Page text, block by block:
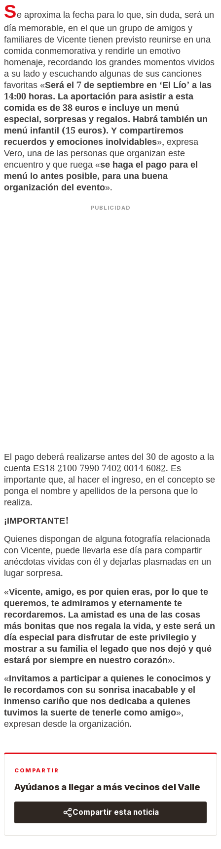
Se aproxima la fecha para lo que, sin duda, será un
día memorable, en el que un grupo de amigos y
familiares de Vicente tienen previsto reunirse en una
comida conmemorativa y rendirle un emotivo
homenaje, recordando los grandes momentos vividos
a su lado y escuchando algunas de sus canciones
favoritas «Será el 7 de septiembre en ‘El Lío’ a las
14:00 horas. La aportación para asistir a esta
comida es de 38 euros e incluye un menú
especial, sorpresas y regalos. Habrá también un
menú infantil (15 euros). Y compartiremos
recuerdos y emociones inolvidables», expresa
Vero, una de las personas que organizan este
encuentro y que ruega «se haga el pago para el
menú lo antes posible, para una buena
organización del evento».
PUBLICIDAD
El pago deberá realizarse antes del 30 de agosto a la
cuenta ES18 2100 7990 7402 0014 6082. Es
importante que, al hacer el ingreso, en el concepto se
ponga el nombre y apellidos de la persona que lo
realiza.
¡IMPORTANTE!
Quienes dispongan de alguna fotografía relacionada
con Vicente, puede llevarla ese día para compartir
anécdotas vividas con él y dejarlas plasmadas en un
lugar sorpresa.
«Vicente, amigo, es por quien eras, por lo que te
queremos, te admiramos y eternamente te
recordaremos. La amistad es una de las cosas
más bonitas que nos regala la vida, y este será un
día especial para disfrutar de este privilegio y
mostrar a su familia el legado que nos dejó y qué
estará por siempre en nuestro corazón».
«Invitamos a participar a quienes le conocimos y
le recordamos con su sonrisa inacabable y el
inmenso cariño que nos dedicaba a quienes
tuvimos la suerte de tenerle como amigo»,
expresan desde la organización.
COMPARTIR
Ayúdanos a llegar a más vecinos del Valle
Compartir esta noticia